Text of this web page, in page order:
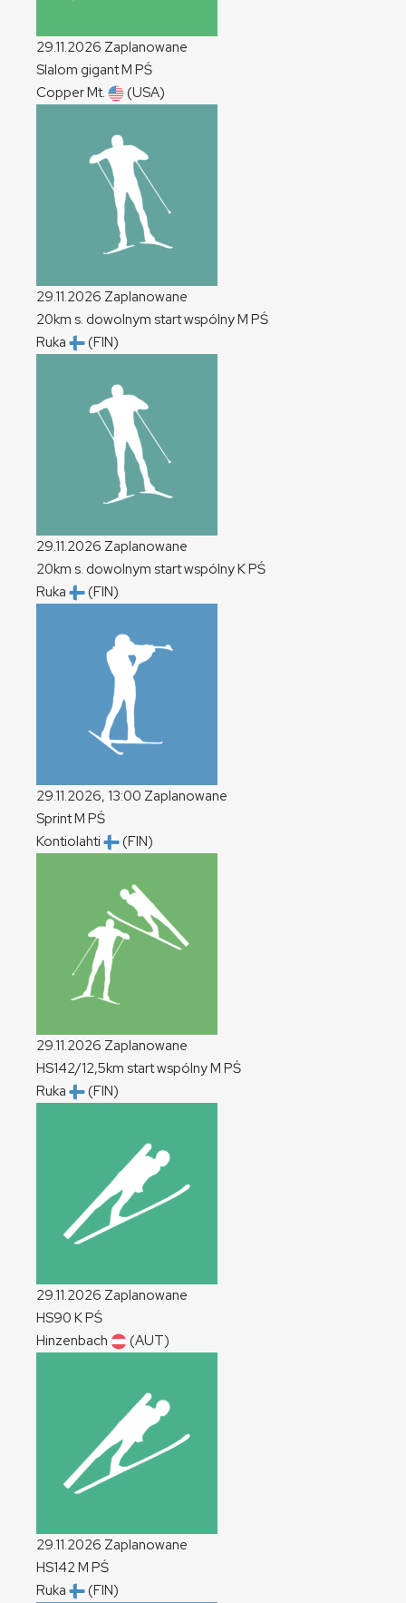
29.11.2026 Zaplanowane
Slalom gigantM PŚ
Copper Mt.
(USA)
29.11.2026 Zaplanowane
20km s. dowolnym start wspólnyM PŚ
Ruka
(FIN)
29.11.2026 Zaplanowane
20km s. dowolnym start wspólnyKPŚ
Ruka
(FIN)
29.11.2026, 13:00 Zaplanowane
SprintM PŚ
Kontiolahti
(FIN)
29.11.2026 Zaplanowane
HS142/12,5km start wspólnyM PŚ
Ruka
(FIN)
29.11.2026 Zaplanowane
HS90 KPŚ
Hinzenbach
(AUT)
29.11.2026 Zaplanowane
HS142M PŚ
Ruka
(FIN)